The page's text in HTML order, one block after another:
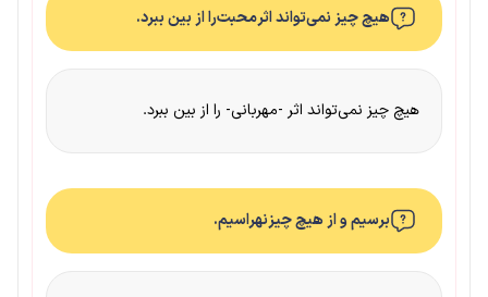
هیچ چیز نمی‌تواند اثرمحبترا از بین ببرد.
هیچ چیز نمی‌تواند اثر -مهربانی- را از بین ببرد.
برسیم و از هیچ چیزنهراسیم.